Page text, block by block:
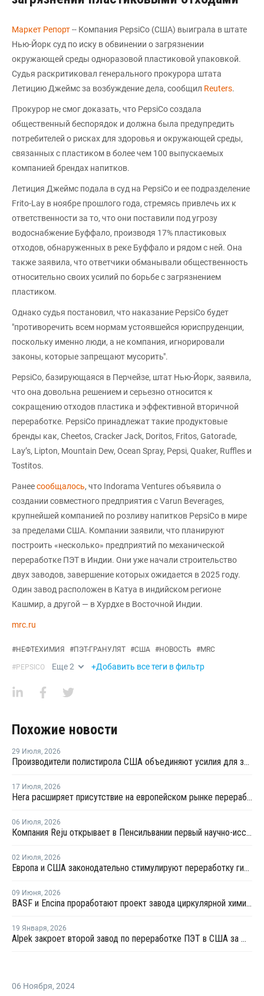
Маркет Репорт-- Компания PepsiCo (США) выиграла в штате
Нью-Йорк суд по иску в обвинении о загрязнении
окружающей среды одноразовой пластиковой упаковкой.
Судья раскритиковал генерального прокурора штата
Летицию Джеймс за возбуждение дела, сообщил Reuters.
Прокурор не смог доказать, что PepsiCo создала
общественный беспорядок и должна была предупредить
потребителей о рисках для здоровья и окружающей среды,
связанных с пластиком в более чем 100 выпускаемых
компанией брендах напитков.
Летиция Джеймс подала в суд на PepsiCo и ее подразделение
Frito-Lay в ноябре прошлого года, стремясь привлечь их к
ответственности за то, что они поставили под угрозу
водоснабжение Буффало, производя 17% пластиковых
отходов, обнаруженных в реке Буффало и рядом с ней. Она
также заявила, что ответчики обманывали общественность
относительно своих усилий по борьбе с загрязнением
пластиком.
Однако судья постановил, что наказание PepsiCo будет
"противоречить всем нормам устоявшейся юриспруденции,
поскольку именно люди, а не компания, игнорировали
законы, которые запрещают мусорить".
PepsiCo, базирующаяся в Перчейзе, штат Нью-Йорк, заявила,
что она довольна решением и серьезно относится к
сокращению отходов пластика и эффективной вторичной
переработке. PepsiCo принадлежат такие продуктовые
бренды как, Cheetos, Cracker Jack, Doritos, Fritos, Gatorade,
Lay’s, Lipton, Mountain Dew, Ocean Spray, Pepsi, Quaker, Ruffles и
Tostitos.
Ранеесообщалось, что Indorama Ventures объявила о
создании совместного предприятия с Varun Beverages,
крупнейшей компанией по розливу напитков PepsiCo в мире
за пределами США. Компании заявили, что планируют
построить «несколько» предприятий по механической
переработке ПЭТ в Индии. Они уже начали строительство
двух заводов, завершение которых ожидается в 2025 году.
Один завод расположен в Катуа в индийском регионе
Кашмир, а другой — в Хурдхе в Восточной Индии.
mrc.ru
#НЕФТЕХИМИЯ #ПЭТ-ГРАНУЛЯТ #США #НОВОСТЬ #MRC
#PEPSICO Еще2 +Добавить все теги в фильтр
Похожие новости
29 Июля, 2026
Производители полистирола США объединяют усилия для защиты рынка от экологических ограничений
17 Июля, 2026
Hera расширяет присутствие на европейском рынке переработки пластика благодаря приобретению в Польше
06 Июля, 2026
Компания Reju открывает в Пенсильвании первый научно-исследовательский центр по переработке текстиля
02 Июля, 2026
Европа и США законодательно стимулируют переработку гибкой пластиковой упаковки
09 Июня, 2026
BASF и Encina проработают проект завода циркулярной химии в США
19 Января, 2026
Alpek закроет второй завод по переработке ПЭТ в США за шесть месяцев
06 Ноября, 2024